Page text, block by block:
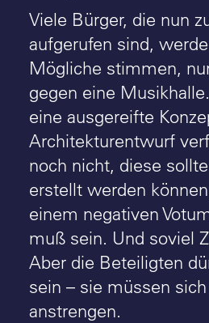
Viele Bürger, die nun
aufgerufen sind,
Mögliche stimmen,
gegen eine
eine ausgereifte
Architekturentwurf
noch nicht, diese
erstellt werden
einem negativen
muß sein. Und soviel
Aber die Beteiligten
sein – sie müssen
anstrengen.